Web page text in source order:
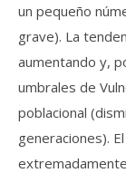
un pequeño
grave). La
aumentando y,
umbrales de
poblacional
generaciones).